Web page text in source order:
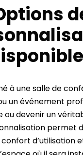
à une salle de
un événement
ou devenir un
permet
confort d’utilisation